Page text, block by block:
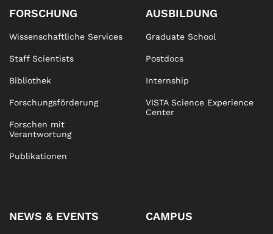
FORSCHUNG
Wissenschaftliche Services
Staff Scientists
Bibliothek
Forschungsförderung
Forschen mit
Verantwortung
Publikationen
AUSBILDUNG
Graduate School
Postdocs
Internship
VISTA Science Experience
Center
NEWS & EVENTS CAMPUS